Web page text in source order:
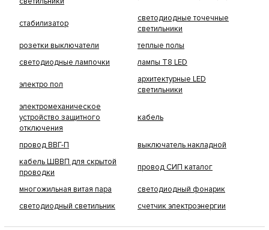
стабилизатор
светодиодные точечные
светильники
розетки выключатели
теплые полы
светодиодные лампочки
лампы Т8 LED
электро пол
архитектурные LED
светильники
электромеханическое
устройство защитного
отключения
кабель
провод ВВГ-П
выключатель накладной
кабель ШВВП для скрытой
проводки
провод СИП каталог
многожильная витая пара
светодиодный фонарик
светодиодный светильник
счетчик электроэнергии